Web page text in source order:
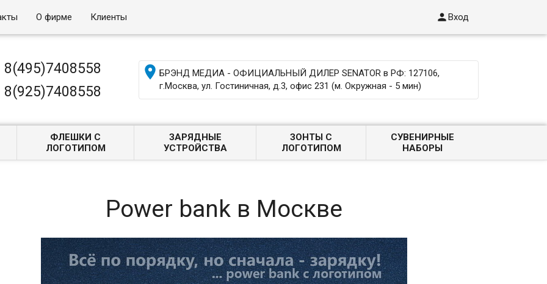
О фирме Клиенты Вход
8(495)7408558
8(925)7408558
БРЭНД МЕДИА - ОФИЦИАЛЬНЫЙ ДИЛЕР SENATOR в РФ: 127106,
г.Москва, ул. Гостиничная, д.3, офис 231 (м. Окружная - 5 мин)
ФЛЕШКИ С
ЛОГОТИПОМ
ЗАРЯДНЫЕ
УСТРОЙСТВА
ЗОНТЫ С
ЛОГОТИПОМ
СУВЕНИРНЫЕ
НАБОРЫ
Power bank в Москве